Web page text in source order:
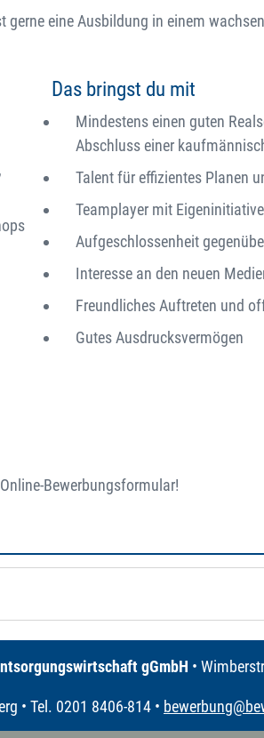
eine Ausbildung in einem
Das bringst du mit
Mindestens einen guten
Abschluss einer
Talent für effizientes Planen
Teamplayer mit Eigeninitiative
Aufgeschlossenheit
Interesse an den neuen
Freundliches Auftreten und
Gutes Ausdrucksvermögen
Bewerbungsformular!
gGmbH •
• Tel. 0201 8406-814 •